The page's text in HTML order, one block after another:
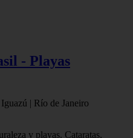
- Playas
| Río de Janeiro
y playas. Cataratas,